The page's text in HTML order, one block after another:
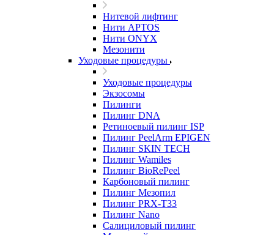
Нитевой лифтинг
Нити APTOS
Нити ONYX
Мезонити
Уходовые процедуры
Уходовые процедуры
Экзосомы
Пилинги
Пилинг DNA
Ретиноевый пилинг ISP
Пилинг PeelArm EPIGEN
Пилинг SKIN TECH
Пилинг Wamiles
Пилинг BioRePeel
Карбоновый пилинг
Пилинг Мезопил
Пилинг PRX-T33
Пилинг Nano
Салициловый пилинг